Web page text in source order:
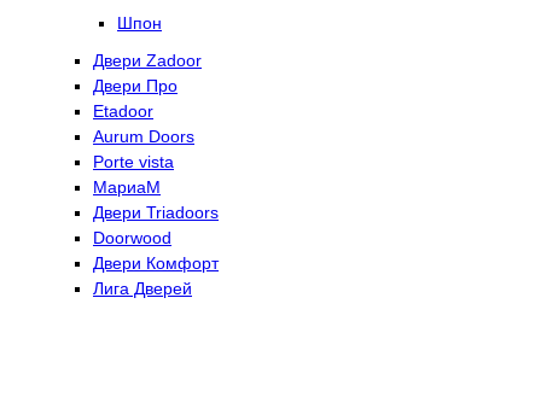
Шпон
Двери Zadoor
Двери Про
Etadoor
Aurum Doors
Porte vista
МариаМ
Двери Triadoors
Doorwood
Двери Комфорт
Лига Дверей